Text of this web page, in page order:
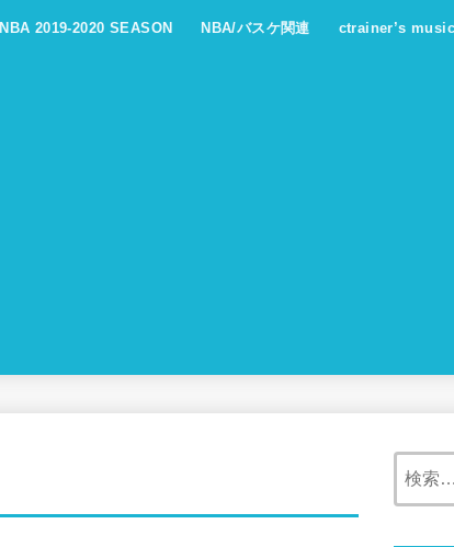
NBA 2019-2020 SEASON NBA/バスケ関連 ctrainer’s music